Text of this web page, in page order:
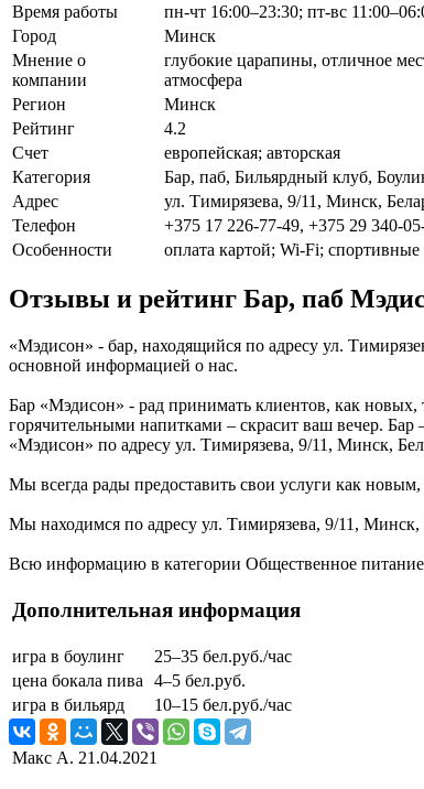
Время работы
пн-чт 16:00–23:30; пт-вс
Город
Минск
Мнение о
компании
глубокие царапины, отличное
атмосфера
Регион
Минск
Рейтинг
4.2
Счет
европейская; авторская
Категория
Бар, паб, Бильярдный клуб,
Адрес
ул. Тимирязева, 9/11, Минск,
Телефон
+375 17 226-77-49, +375 29 340-
Особенности
оплата картой; Wi-Fi; спортивные
Отзывы и рейтинг Бар, паб
«Мэдисон» - бар, находящийся по адресу ул.
основной информацией о нас.
Бар «Мэдисон» - рад принимать клиентов, как
горячительными напитками – скрасит ваш вечер.
«Мэдисон» по адресу ул. Тимирязева, 9/11, Минск,
Мы всегда рады предоставить свои услуги как
Мы находимся по адресу ул. Тимирязева, 9/11, Минск,
Всю информацию в категории Общественное
Дополнительная информация
игра в боулинг
25–35 бел.руб./час
цена бокала пива
4–5 бел.руб.
игра в бильярд
10–15 бел.руб./час
Макс А. 21.04.2021